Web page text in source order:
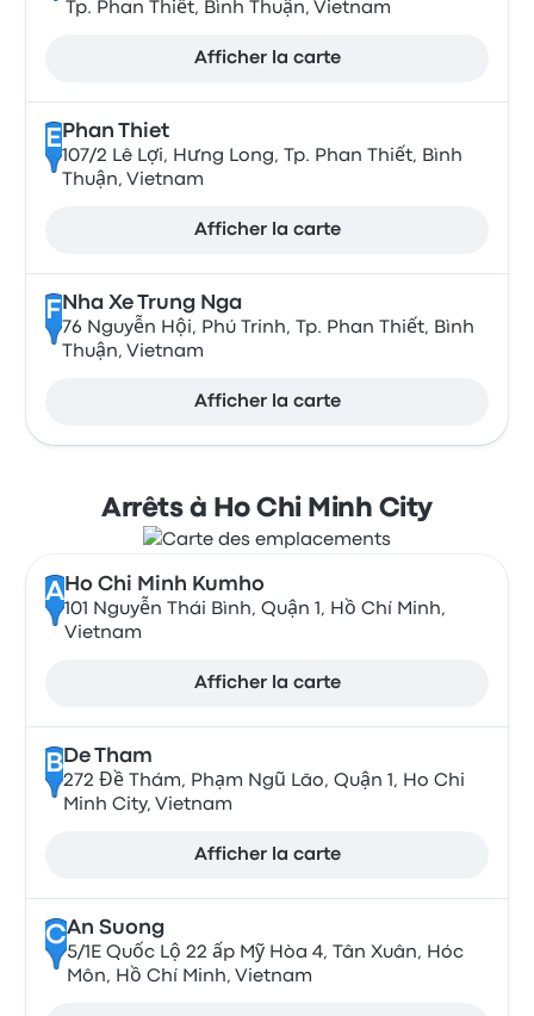
Tp. Phan Thiết, Bình Thuận, Vietnam
Afficher la carte
E Phan Thiet
107/2 Lê Lợi, Hưng Long, Tp. Phan Thiết, Bình
Thuận, Vietnam
Afficher la carte
F Nha Xe Trung Nga
76 Nguyễn Hội, Phú Trinh, Tp. Phan Thiết, Bình
Thuận, Vietnam
Afficher la carte
Arrêts à Ho Chi Minh City
A Ho Chi Minh Kumho
101 Nguyễn Thái Bình, Quận 1, Hồ Chí Minh,
Vietnam
Afficher la carte
B De Tham
272 Đề Thám, Phạm Ngũ Lão, Quận 1, Ho Chi
Minh City, Vietnam
Afficher la carte
CAn Suong
5/1E Quốc Lộ 22 ấp Mỹ Hòa 4, Tân Xuân, Hóc
Môn, Hồ Chí Minh, Vietnam